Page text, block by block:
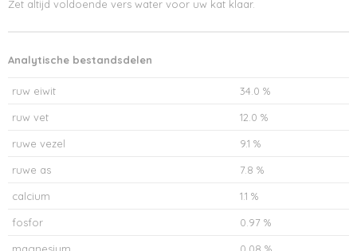
Zet altijd voldoende vers water voor uw kat klaar.
Analytische bestandsdelen
ruw eiwit 34.0 %
ruw vet 12.0 %
ruwe vezel 9.1 %
ruwe as 7.8 %
calcium 1.1 %
fosfor 0.97 %